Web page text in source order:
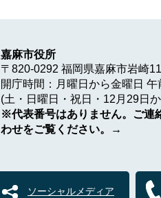
嘉麻市役所
〒820-0292 福岡県嘉麻市岩崎
開庁時間：月曜日から金曜日
(土・日曜日・祝日・12月29日
※代表番号はありません。ご連
わせをご覧ください。→
ソーシャルメディア